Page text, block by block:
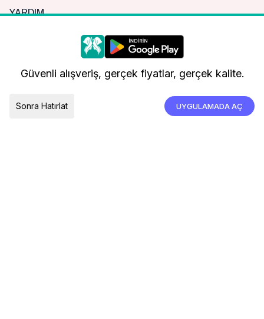
YARDIM
Sık Sorulan Sorular
Nasıl Sipariş Verebilirim?
Kargo ve Teslimat
Daha iyi bir alışveriş deneyimi için çerezleri
kullanıyoruz.
Güvenli alışveriş, gerçek fiyatlar, gerçek kalite.
Sonra Hatırlat UYGULAMADA AÇ